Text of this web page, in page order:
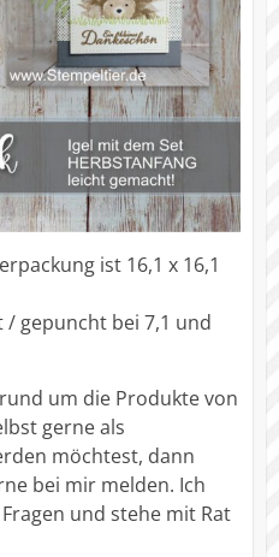
ist 16,1 x 16,1
/ gepuncht bei 7,1 und
um die Produkte von
gerne als
möchtest, dann
bei mir melden. Ich
und stehe mit Rat